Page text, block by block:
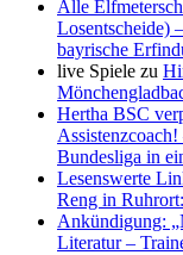
Alle
Losentscheide)
bayrische
live Spiele zu
Hertha BSC
Bundesliga in
Lesenswerte
Reng in
Ankündigung:
Literatur –